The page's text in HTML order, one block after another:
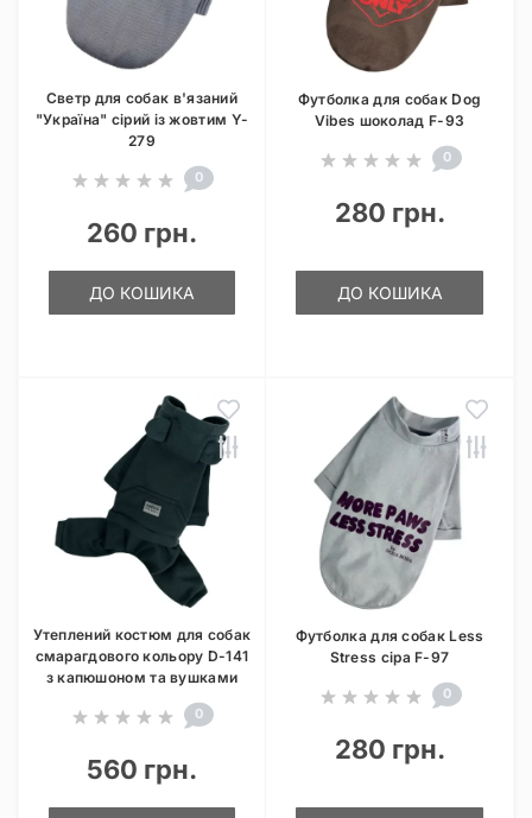
Светр для собак в'язаний
"Україна" сірий із жовтим Y-
279
0
260 грн.
ДО КОШИКА
Футболка для собак Dog
Vibes шоколад F-93
0
280 грн.
ДО КОШИКА
Утеплений костюм для собак
смарагдового кольору D-141
з капюшоном та вушками
0
560 грн.
Футболка для собак Less
Stress сіра F-97
0
280 грн.